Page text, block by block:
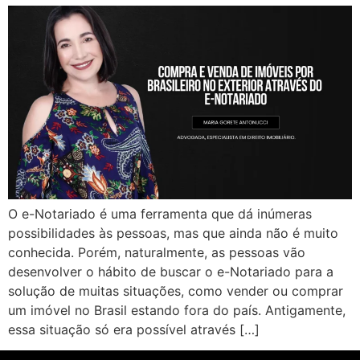
O e-Notariado é uma ferramenta que dá inúmeras
possibilidades às pessoas, mas que ainda não é muito
conhecida. Porém, naturalmente, as pessoas vão
desenvolver o hábito de buscar o e-Notariado para a
solução de muitas situações, como vender ou comprar
um imóvel no Brasil estando fora do país. Antigamente,
essa situação só era possível através […]